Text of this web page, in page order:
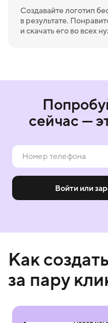
Создавайте логотип
в результате.
и скачать его во всех
сейчас —
Войти или
Как
за пару